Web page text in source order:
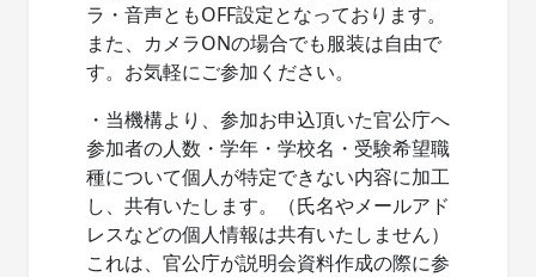
ラ・音声ともOFF設定となっております。
また、カメラONの場合でも服装は自由で
す。お気軽にご参加ください。
・当機構より、参加お申込頂いた官公庁へ
参加者の人数・学年・学校名・受験希望職
種について個人が特定できない内容に加工
し、共有いたします。（氏名やメールアド
レスなどの個人情報は共有いたしません）
これは、官公庁が説明会資料作成の際に参